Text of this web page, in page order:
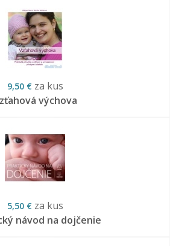
9,50 € za kus
výchova
5,50 € za kus
návod na dojčenie